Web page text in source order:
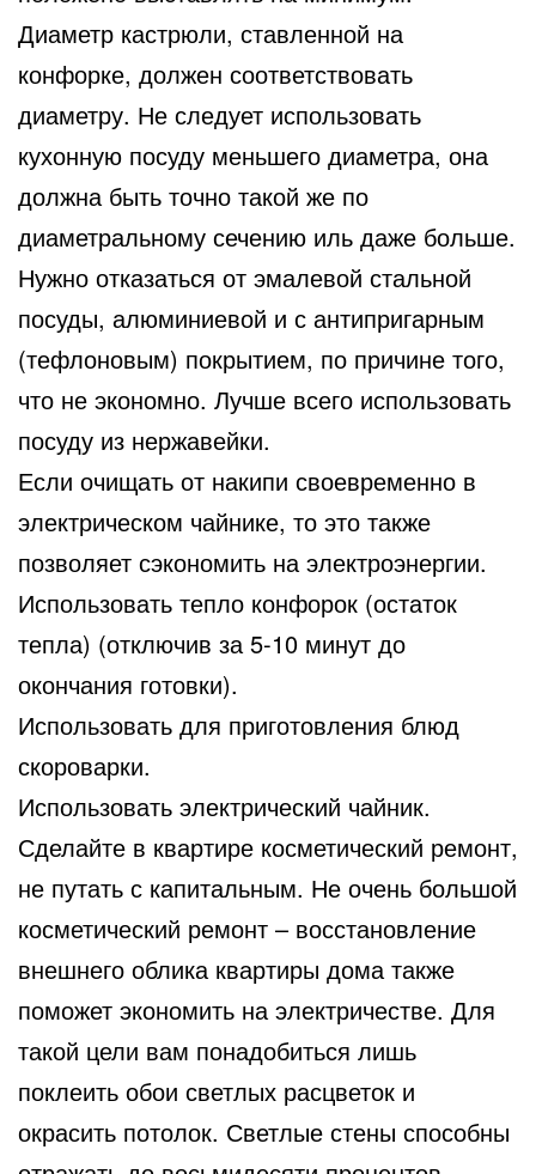
Диаметр кастрюли, ставленной на
конфорке, должен соответствовать
диаметру. Не следует использовать
кухонную посуду меньшего диаметра, она
должна быть точно такой же по
диаметральному сечению иль даже больше.
Нужно отказаться от эмалевой стальной
посуды, алюминиевой и с антипригарным
(тефлоновым) покрытием, по причине того,
что не экономно. Лучше всего использовать
посуду из нержавейки.
Если очищать от накипи своевременно в
электрическом чайнике, то это также
позволяет сэкономить на электроэнергии.
Использовать тепло конфорок (остаток
тепла) (отключив за 5-10 минут до
окончания готовки).
Использовать для приготовления блюд
скороварки.
Использовать электрический чайник.
Сделайте в квартире косметический ремонт,
не путать с капитальным. Не очень большой
косметический ремонт – восстановление
внешнего облика квартиры дома также
поможет экономить на электричестве. Для
такой цели вам понадобиться лишь
поклеить обои светлых расцветок и
окрасить потолок. Светлые стены способны